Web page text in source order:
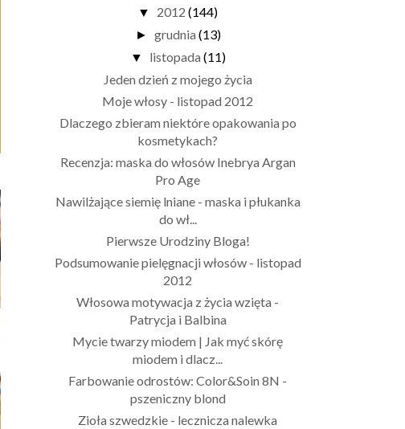
▼ 2012 (144)
► grudnia (13)
▼ listopada (11)
Jeden dzień z mojego życia
Moje włosy - listopad 2012
Dlaczego zbieram niektóre opakowania po
kosmetykach?
Recenzja: maska do włosów Inebrya Argan
Pro Age
Nawilżające siemię lniane - maska i płukanka
do wł...
Pierwsze Urodziny Bloga!
Podsumowanie pielęgnacji włosów - listopad
2012
Włosowa motywacja z życia wzięta -
Patrycja i Balbina
Mycie twarzy miodem | Jak myć skórę
miodem i dlacz...
Farbowanie odrostów: Color&Soin 8N -
pszeniczny blond
Zioła szwedzkie - lecznicza nalewka